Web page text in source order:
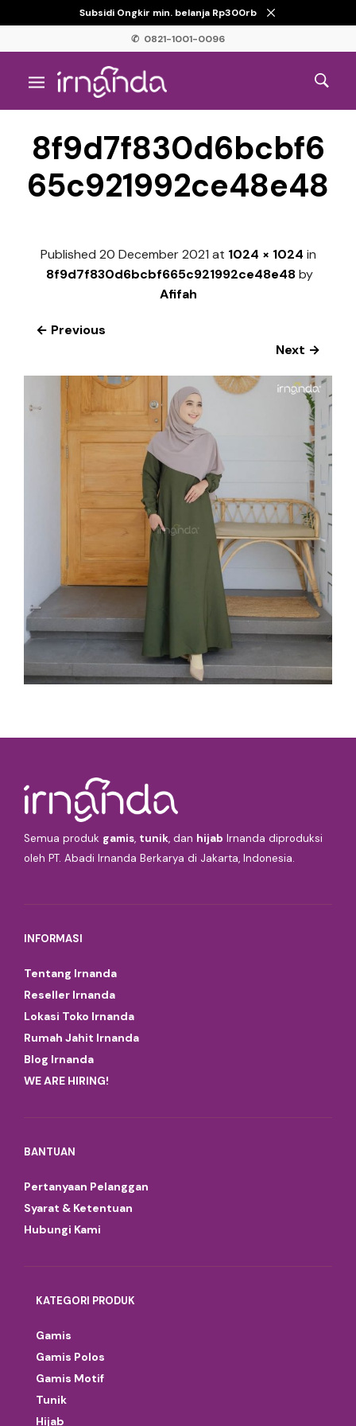
Subsidi Ongkir min. belanja Rp300rb
✆ 0821-1001-0096
8f9d7f830d6bcbf6
65c921992ce48e48
Published 20 December 2021 at 1024 × 1024 in
8f9d7f830d6bcbf665c921992ce48e48by
Afifah
← Previous
Next →
Semua produk gamis, tunik, dan hijab Irnanda diproduksi
oleh PT. Abadi Irnanda Berkarya di Jakarta, Indonesia.
INFORMASI
Tentang Irnanda
Reseller Irnanda
Lokasi Toko Irnanda
Rumah Jahit Irnanda
Blog Irnanda
WE ARE HIRING!
BANTUAN
Pertanyaan Pelanggan
Syarat & Ketentuan
Hubungi Kami
KATEGORI PRODUK
Gamis
Gamis Polos
Gamis Motif
Tunik
Hijab